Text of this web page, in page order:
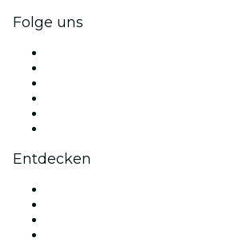
Folge uns
Entdecken